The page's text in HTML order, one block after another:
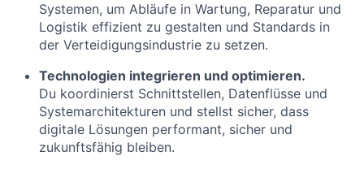
Systemen, um Abläufe in Wartung, Reparatur und
Logistik effizient zu gestalten und Standards in
der Verteidigungsindustrie zu setzen.
Technologien integrieren und optimieren.
Du koordinierst Schnittstellen, Datenflüsse und
Systemarchitekturen und stellst sicher, dass
digitale Lösungen performant, sicher und
zukunftsfähig bleiben.